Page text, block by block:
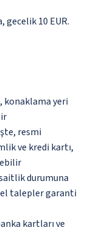
gecelik 10 EUR.
konaklama yeri
resmi
ve kredi kartı,
durumuna
talepler garanti
kartları ve